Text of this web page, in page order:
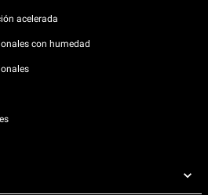
acelerada
con humedad